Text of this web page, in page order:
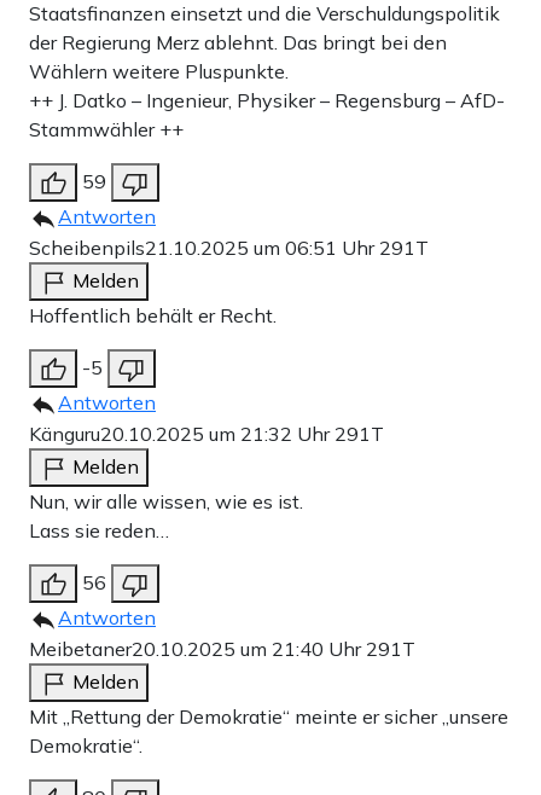
Staatsfinanzen einsetzt und die Verschuldungspolitik
der Regierung Merz ablehnt. Das bringt bei den
Wählern weitere Pluspunkte.
++ J. Datko – Ingenieur, Physiker – Regensburg – AfD-
Stammwähler ++
59
Antworten
Scheibenpils21.10.2025 um 06:51 Uhr 291T
Melden
Hoffentlich behält er Recht.
-5
Antworten
Känguru20.10.2025 um 21:32 Uhr 291T
Melden
Nun, wir alle wissen, wie es ist.
Lass sie reden…
56
Antworten
Meibetaner20.10.2025 um 21:40 Uhr 291T
Melden
Mit „Rettung der Demokratie“ meinte er sicher „unsere
Demokratie“.